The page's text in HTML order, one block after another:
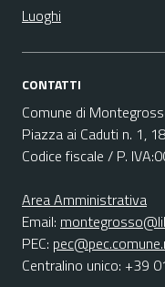
Luoghi
CONTATTI
Comune di
Piazza ai Caduti n. 1,
Codice fiscale / P.
Area Amministrativa
Email:
PEC:
Centralino unico: +39